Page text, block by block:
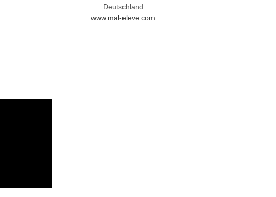
Deutschland
www.mal-eleve.com